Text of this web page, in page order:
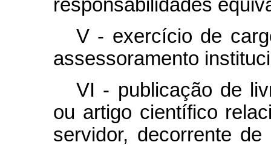
responsabilidades
V - exercício de
assessoramento
VI - publicação de
ou artigo científico
servidor, decorrente